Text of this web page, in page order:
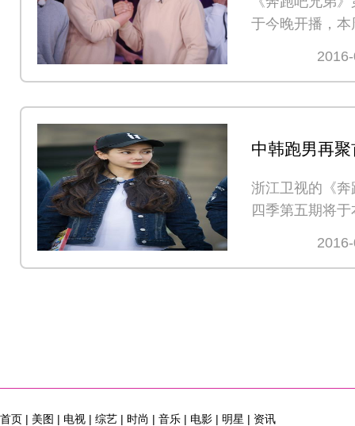
于今晚开播，
中韩跑男再
浙江卫视的《
四季第五期将
首页 | 美图 | 电视 | 综艺 | 时尚 | 音乐 | 电影 | 明星 | 资讯